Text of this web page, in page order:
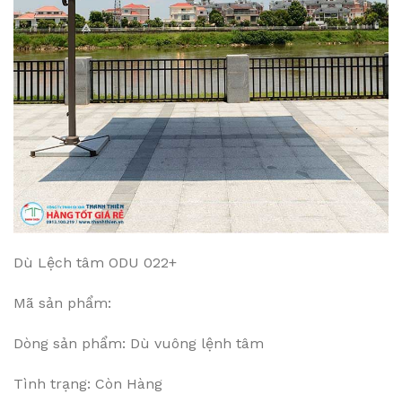
Dù Lệch tâm ODU 022+
Mã sản phẩm:
Dòng sản phẩm: Dù vuông lệnh tâm
Tình trạng: Còn Hàng